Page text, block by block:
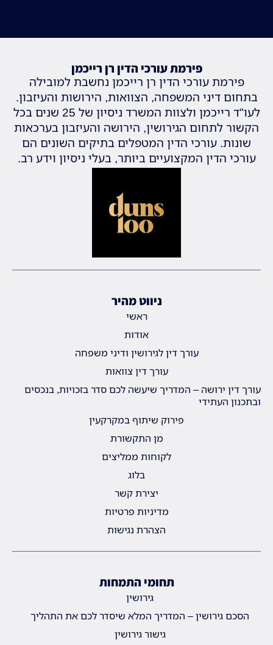
פירמת עורכי הדין רן רייכמן
פירמת עורכי הדין רן רייכמן נחשבת למובילה
בתחום דיני המשפחה, הצוואות, הירושות והעיזבון.
לעו"ד רייכמן ולצוות המשרד ניסיון של 25 שנים בכל
הקשור לתחום הגירושין, הירושה והעיזבון בערכאות
שונות. עורכי הדין המטפלים בתיקים השונים הם
עורכי הדין המקצועיים ביותר, בעלי ניסיון וידע רב.
ניווט מהיר
ראשי
אודות
עורך דין לגירושין ודיני משפחה
עורך דין צוואות
עורך דין ירושה – המדריך שיעשה לכם סדר בזכויות, בנכסים
ובתכנון העתידי
פירוק שיתוף במקרקעין
מן התקשורת
לקוחות ממליצים
בלוג
יצירת קשר
מדיניות פרטיות
הצהרת נגישות
תחומי התמחות
גירושין
הסכם גירושין – המדריך המלא שיסדר לכם את התהליך
גישור גירושין